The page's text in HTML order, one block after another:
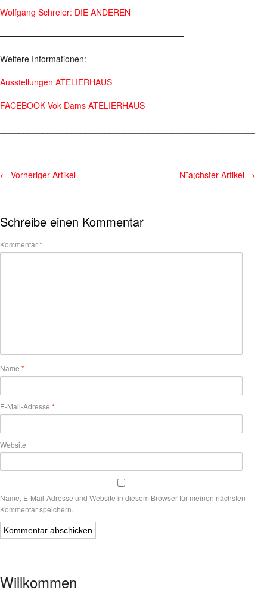
Wolfgang Schreier: DIE ANDEREN
——————————————————————
Weitere Informationen:
Ausstellungen ATELIERHAUS
FACEBOOK Vok Dams ATELIERHAUS
← Vorheriger Artikel N¨a;chster Artikel →
Schreibe einen Kommentar
Kommentar*
Name *
E-Mail-Adresse *
Website
Name, E-Mail-Adresse und Website in diesem Browser für meinen nächsten
Kommentar speichern.
Willkommen